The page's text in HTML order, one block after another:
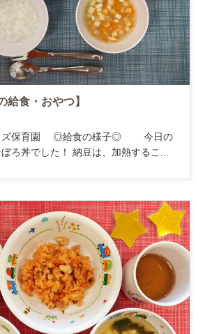
給食・おやつ】
ズ保育園 ◎給食の様子◎ 今日の
ろ丼でした！ 納豆は、加熱するこ...